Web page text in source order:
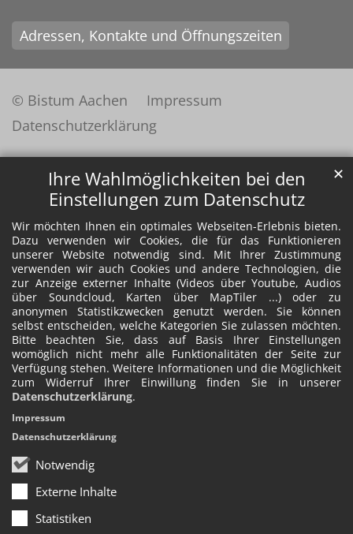
Ihre Wahlmöglichkeiten bei den
Einstellungen zum Datenschutz
Wir möchten Ihnen ein optimales Webseiten-Erlebnis bieten.
Dazu verwenden wir Cookies, die für das Funktionieren
unserer Website notwendig sind. Mit Ihrer Zustimmung
verwenden wir auch Cookies und andere Technologien, die
zur Anzeige externer Inhalte (Videos über Youtube, Audios
über Soundcloud, Karten über MapTiler ...) oder zu
anonymen Statistikzwecken genutzt werden. Sie können
selbst entscheiden, welche Kategorien Sie zulassen möchten.
Bitte beachten Sie, dass auf Basis Ihrer Einstellungen
womöglich nicht mehr alle Funktionalitäten der Seite zur
Verfügung stehen. Weitere Informationen und die Möglichkeit
zum Widerruf Ihrer Einwillung finden Sie in unserer
Datenschutzerklärung.
Notwendig
Externe Inhalte
Statistiken
✕
Impressum
Datenschutzerklärung
Adressen, Kontakte und Öffnungszeiten
© Bistum Aachen
Impressum
Datenschutzerklärung